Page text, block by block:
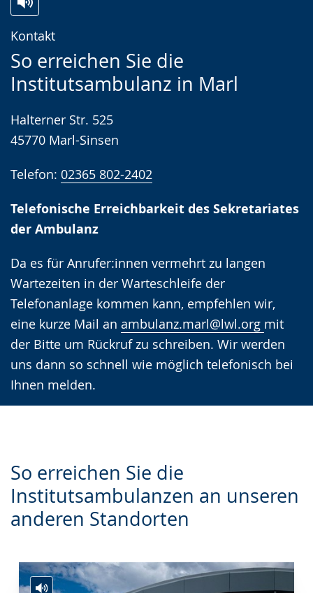
Kontakt
So erreichen Sie die
Institutsambulanz in Marl
Halterner Str. 525
45770 Marl-Sinsen
Telefon: 02365 802-2402
Telefonische Erreichbarkeit des Sekretariates
der Ambulanz
Da es für Anrufer:innen vermehrt zu langen
Wartezeiten in der Warteschleife der
Telefonanlage kommen kann, empfehlen wir,
eine kurze Mail an ambulanz.marl@lwl.org mit
der Bitte um Rückruf zu schreiben. Wir werden
uns dann so schnell wie möglich telefonisch bei
Ihnen melden.
Leichten
Sprache
wechseln.
Audio-
Unterstützung.
Video
in
Deutscher
wird
angezeigt.
So erreichen Sie die
Institutsambulanzen an unseren
anderen Standorten